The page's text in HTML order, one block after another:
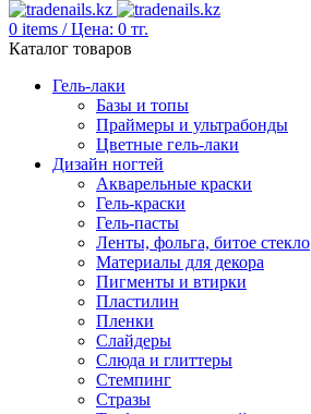
0 items / Цена: 0 тг.
Каталог товаров
Гель-лаки
Базы и топы
Праймеры и ультрабонды
Цветные гель-лаки
Дизайн ногтей
Акварельные краски
Гель-краски
Гель-пасты
Ленты, фольга, битое стекло
Материалы для декора
Пигменты и втирки
Пластилин
Пленки
Слайдеры
Слюда и глиттеры
Стемпинг
Стразы